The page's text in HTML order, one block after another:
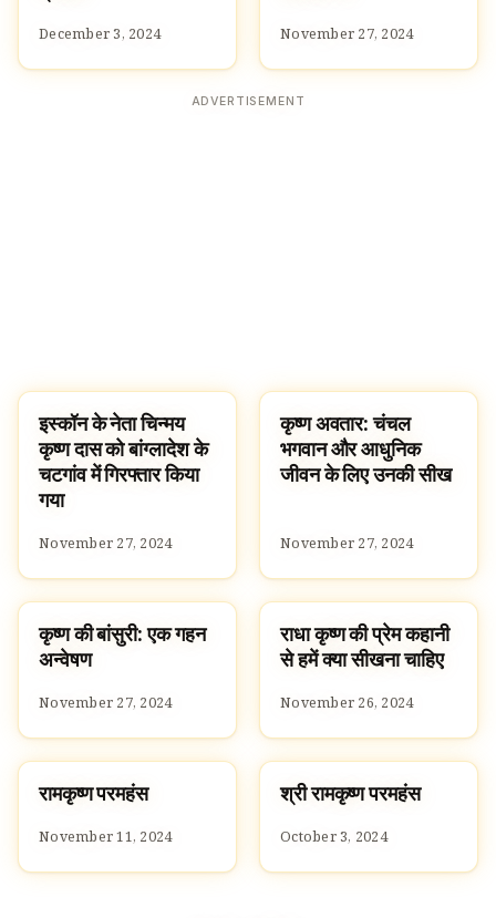
December 3, 2024 November 27, 2024
ADVERTISEMENT
NEWS
इस्कॉन के नेता चिन्मय
कृष्ण दास को बांग्लादेश के
चटगांव में गिरफ्तार किया
गया
November 27, 2024
DASAVATARAM
कृष्ण अवतार: चंचल
भगवान और आधुनिक
जीवन के लिए उनकी सीख
November 27, 2024
STORIES
कृष्ण की बांसुरी: एक गहन
अन्वेषण
November 27, 2024
CULTURE
राधा कृष्ण की प्रेम कहानी
से हमें क्या सीखना चाहिए
November 26, 2024
FAMOUS HINDUS
रामकृष्ण परमहंस
November 11, 2024
FAMOUS HINDUS
श्री रामकृष्ण परमहंस
October 3, 2024